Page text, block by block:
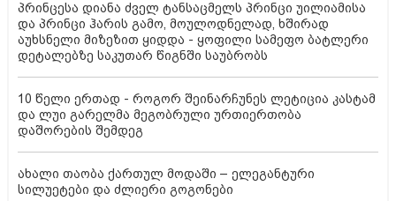
პრინცესა დიანა ძველ ტანსაცმელს პრინცი უილიამისა
და პრინცი ჰარის გამო, მოულოდნელად, ხშირად
აუხსნელი მიზეზით ყიდდა - ყოფილი სამეფო ბატლერი
დეტალებზე საკუთარ წიგნში საუბრობს
10 წელი ერთად - როგორ შეინარჩუნეს ლეტიცია კასტამ
და ლუი გარელმა მეგობრული ურთიერთობა
დაშორების შემდეგ
ახალი თაობა ქართულ მოდაში – ელეგანტური
სილუეტები და ძლიერი გოგონები